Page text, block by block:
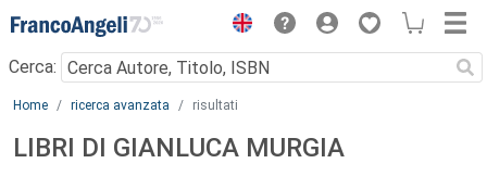
Menu
Cerca:
Main content
Home ricerca avanzata risultati
LIBRI DI GIANLUCA MURGIA